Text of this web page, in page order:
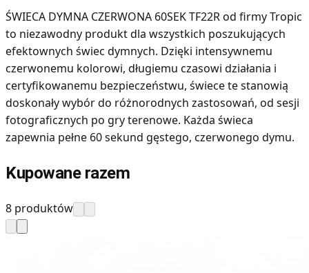
ŚWIECA DYMNA CZERWONA 60SEK TF22R od firmy Tropic
to niezawodny produkt dla wszystkich poszukujących
efektownych świec dymnych. Dzięki intensywnemu
czerwonemu kolorowi, długiemu czasowi działania i
certyfikowanemu bezpieczeństwu, świece te stanowią
doskonały wybór do różnorodnych zastosowań, od sesji
fotograficznych po gry terenowe. Każda świeca
zapewnia pełne 60 sekund gęstego, czerwonego dymu.
Kupowane razem
8 produktów